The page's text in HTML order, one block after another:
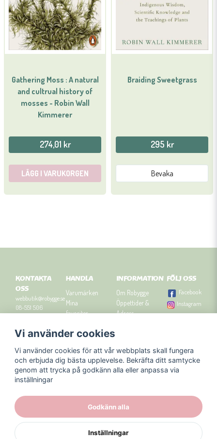
Gathering Moss : A natural
and cultrual history of
mosses - Robin Wall
Kimmerer
274,01 kr
LÄGG I VARUKORGEN
Braiding Sweetgrass
295 kr
Bevaka
KONTAKTA
OSS
webbutik@robygge.se
08-551 506
Orgnummer: 556463-
HANDLA
Varumärken
Mina
favoriter
Om cookies
Presenttips
INFORMATION
Om Robygge
Öppettider &
Adress
Kontakta oss
Nyhetsbrev
Blogg
FÖLJ OSS
Facebook
Instagram
Vi använder cookies
Vi använder cookies för att vår webbplats skall fungera
och erbjuda dig bästa upplevelse. Bekräfta ditt samtycke
genom att trycka på godkänn alla eller anpassa via
inställningar
Godkänn alla
Inställningar